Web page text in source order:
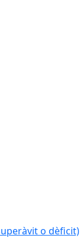
o dèficit)